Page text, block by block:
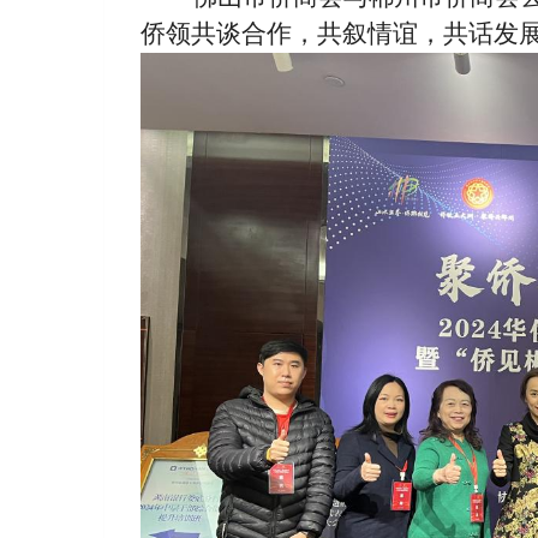
侨领共谈合作，共叙情谊，共话发